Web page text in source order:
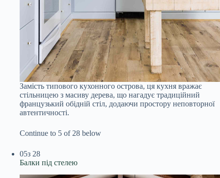
Замість типового кухонного острова, ця кухня вражає
стільницею з масиву дерева, що нагадує традиційний
французький обідній стіл, додаючи простору неповторної
автентичності.
Continue to 5 of 28 below
05з 28
Балки під стелею